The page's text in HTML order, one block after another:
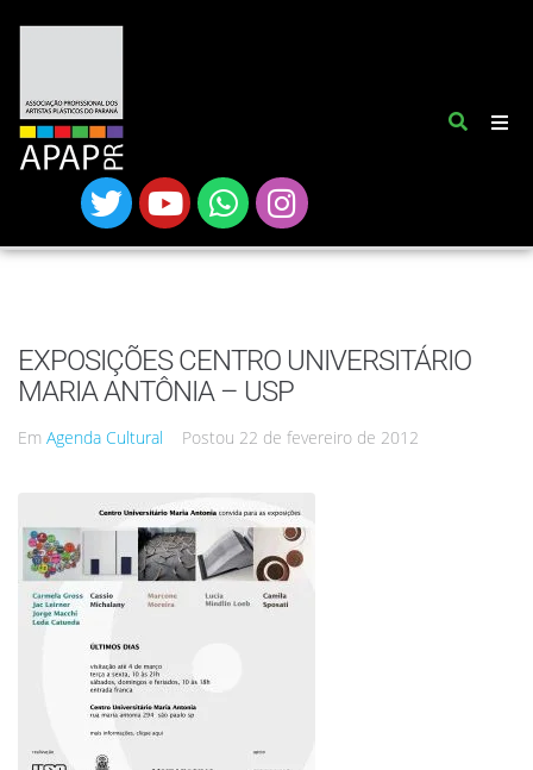
EXPOSIÇÕES CENTRO UNIVERSITÁRIO
MARIA ANTÔNIA – USP
Em Agenda Cultural Postou 22 de fevereiro de 2012